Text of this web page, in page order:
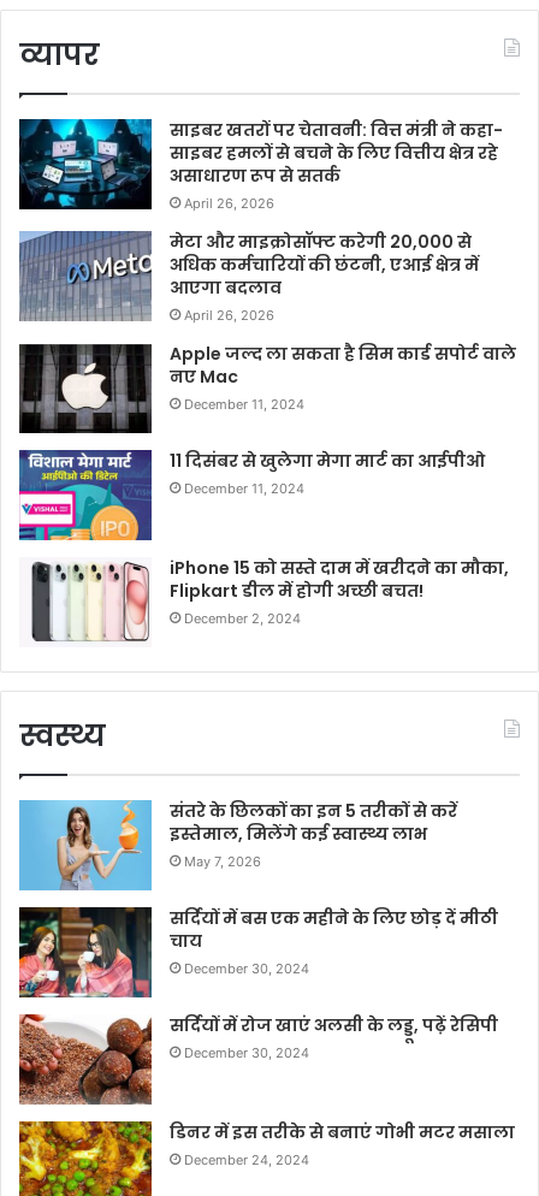
व्यापर
साइबर खतरों पर चेतावनी: वित्त मंत्री ने कहा-
साइबर हमलों से बचने के लिए वित्तीय क्षेत्र रहे
असाधारण रूप से सतर्क
April 26, 2026
मेटा और माइक्रोसॉफ्ट करेगी 20,000 से
अधिक कर्मचारियों की छंटनी, एआई क्षेत्र में
आएगा बदलाव
April 26, 2026
Apple जल्द ला सकता है सिम कार्ड सपोर्ट वाले
नए Mac
December 11, 2024
11 दिसंबर से खुलेगा मेगा मार्ट का आईपीओ
December 11, 2024
iPhone 15 को सस्ते दाम में खरीदने का मौका,
Flipkart डील में होगी अच्छी बचत!
December 2, 2024
स्वस्थ्य
संतरे के छिलकों का इन 5 तरीकों से करें
इस्तेमाल, मिलेंगे कई स्वास्थ्य लाभ
May 7, 2026
सर्दियों में बस एक महीने के लिए छोड़ दें मीठी
चाय
December 30, 2024
सर्दियों में रोज खाएं अलसी के लड्डू, पढ़ें रेसिपी
December 30, 2024
डिनर में इस तरीके से बनाएं गोभी मटर मसाला
December 24, 2024